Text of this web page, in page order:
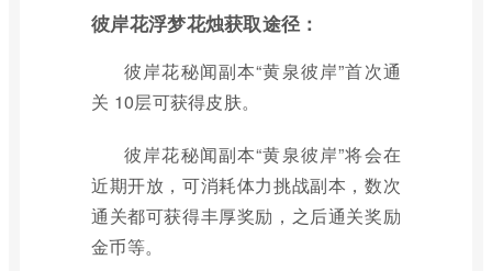
彼岸花浮梦花烛获取途径：
彼岸花秘闻副本“黄泉彼岸”首次通
关 10层可获得皮肤。
彼岸花秘闻副本“黄泉彼岸”将会在
近期开放，可消耗体力挑战副本，数次
通关都可获得丰厚奖励，之后通关奖励
金币等。